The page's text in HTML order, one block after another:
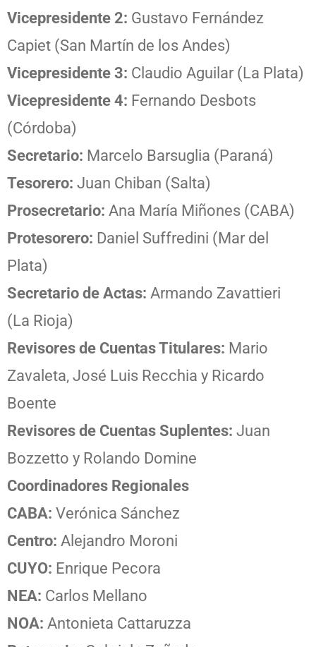
Vicepresidente 2: Gustavo Fernández
Capiet (San Martín de los Andes)
Vicepresidente 3: Claudio Aguilar (La Plata)
Vicepresidente 4: Fernando Desbots
(Córdoba)
Secretario: Marcelo Barsuglia (Paraná)
Tesorero: Juan Chiban (Salta)
Prosecretario: Ana María Miñones (CABA)
Protesorero: Daniel Suffredini (Mar del
Plata)
Secretario de Actas: Armando Zavattieri
(La Rioja)
Revisores de Cuentas Titulares: Mario
Zavaleta, José Luis Recchia y Ricardo
Boente
Revisores de Cuentas Suplentes: Juan
Bozzetto y Rolando Domine
Coordinadores Regionales
CABA: Verónica Sánchez
Centro: Alejandro Moroni
CUYO: Enrique Pecora
NEA: Carlos Mellano
NOA: Antonieta Cattaruzza